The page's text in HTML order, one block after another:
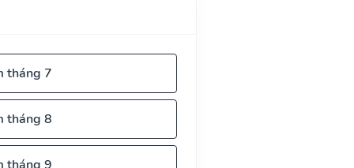
tháng 7
tháng 8
tháng 9